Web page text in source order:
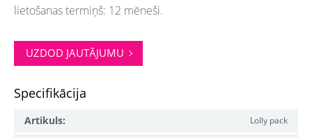
lietošanas termiņš: 12 mēneši.
UZDOD JAUTĀJUMU
Specifikācija
Artikuls: Lolly pack